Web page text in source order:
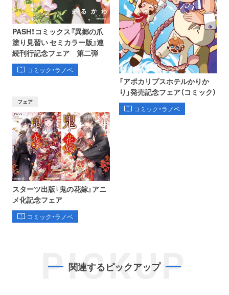
PASH！コミックス『異郷の爪
塗り見習い セミカラー版』連
続刊行記念フェア 第二弾
コミック・ラノベ
フェア
スターツ出版『鬼の花嫁』アニ
メ化記念フェア
コミック・ラノベ
「アポカリプスホテルかりか
り」発売記念フェア（コミック）
コミック・ラノベ
PICKUP
関連するピックアップ